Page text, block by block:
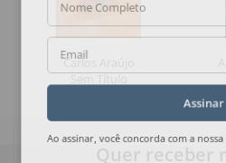
Carlos Araújo
Sem Título
Nome Completo
Email
Assinar
Ao assinar, você concorda com a nossa